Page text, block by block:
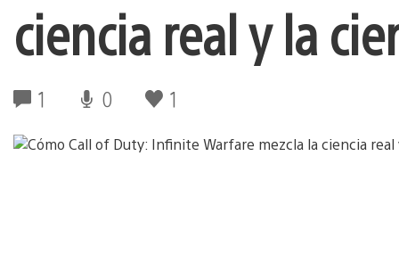
ciencia real y la
1 0 1